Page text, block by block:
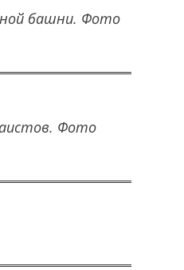
башни. Фото
Фото